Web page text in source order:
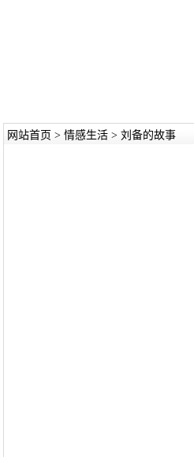
网站首页 > 情感生活> 刘备的故事